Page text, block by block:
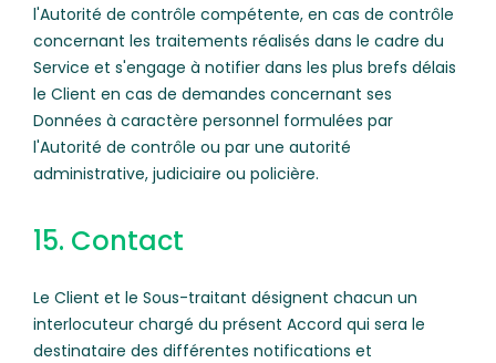
l'Autorité de contrôle compétente, en cas de contrôle
concernant les traitements réalisés dans le cadre du
Service et s'engage à notifier dans les plus brefs délais
le Client en cas de demandes concernant ses
Données à caractère personnel formulées par
l'Autorité de contrôle ou par une autorité
administrative, judiciaire ou policière.
15. Contact
Le Client et le Sous-traitant désignent chacun un
interlocuteur chargé du présent Accord qui sera le
destinataire des différentes notifications et